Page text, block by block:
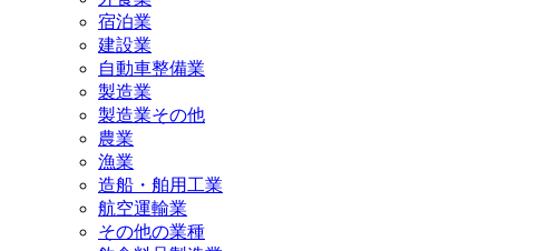
宿泊業
建設業
自動車整備業
製造業
製造業その他
農業
漁業
造船・舶用工業
航空運輸業
その他の業種